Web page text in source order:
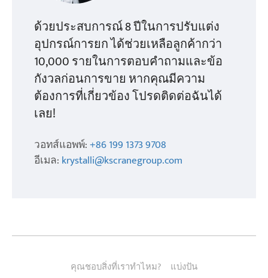
ด้วยประสบการณ์ 8 ปีในการปรับแต่ง
อุปกรณ์การยก ได้ช่วยเหลือลูกค้ากว่า
10,000 รายในการตอบคำถามและข้อ
กังวลก่อนการขาย หากคุณมีความ
ต้องการที่เกี่ยวข้อง โปรดติดต่อฉันได้
เลย!
วอทส์แอพพ์:+86 199 1373 9708
อีเมล: krystalli@kscranegroup.com
คุณชอบสิ่งที่เราทำไหม? แบ่งปัน